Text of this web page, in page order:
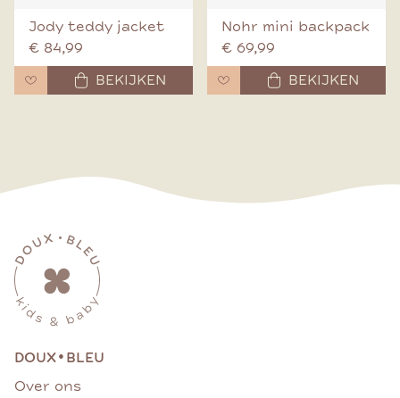
Jody teddy jacket
€ 84,99
BEKIJKEN
Nohr mini backpack
€ 69,99
BEKIJKEN
DOUX• BLEU
Over ons